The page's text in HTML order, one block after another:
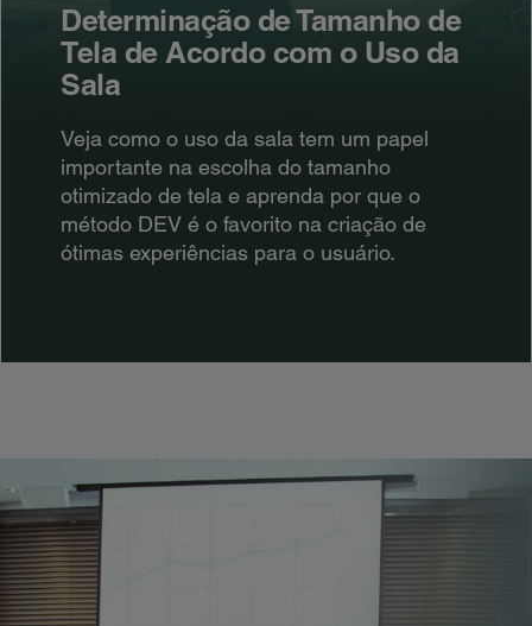
Determinação de Tamanho de
Tela de Acordo com o Uso da
Sala
Veja como o uso da sala tem um papel
importante na escolha do tamanho
otimizado de tela e aprenda por que o
método DEV é o favorito na criação de
ótimas experiências para o usuário.